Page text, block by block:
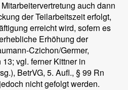
auch dann
der Teilarbeitszeit erfolgt,
erreicht wird, sofern es
Erhöhung der
Czichon/Germer,
vgl. ferner Kittner in
BetrVG, 5. Aufl., § 99 Rn
nicht gefolgt werden.